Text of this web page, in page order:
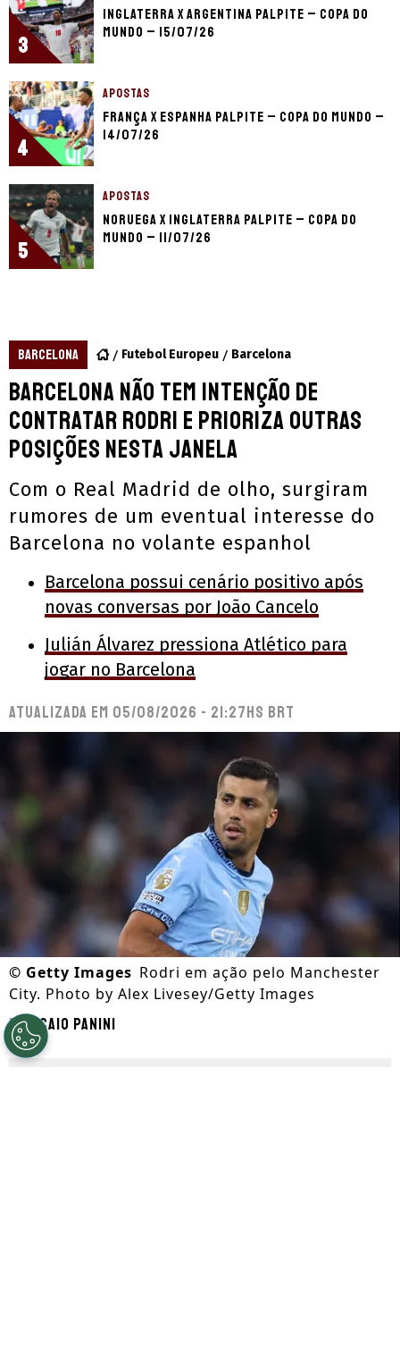
3
Inglaterra x Argentina palpite – Copa do
Mundo – 15/07/26
4
APOSTAS
França x Espanha palpite – Copa do Mundo –
14/07/26
5
APOSTAS
Noruega x Inglaterra palpite – Copa do
Mundo – 11/07/26
BARCELONA Futebol Europeu Barcelona
Barcelona não tem intenção de
contratar Rodri e prioriza outras
posições nesta janela
Com o Real Madrid de olho, surgiram
rumores de um eventual interesse do
Barcelona no volante espanhol
Barcelona possui cenário positivo após
novas conversas por João Cancelo
Julián Álvarez pressiona Atlético para
jogar no Barcelona
Atualizada em 05/08/2026 - 21:27hs BRT
© Getty Images Rodri em ação pelo Manchester
City. Photo by Alex Livesey/Getty Images
Por Caio Panini